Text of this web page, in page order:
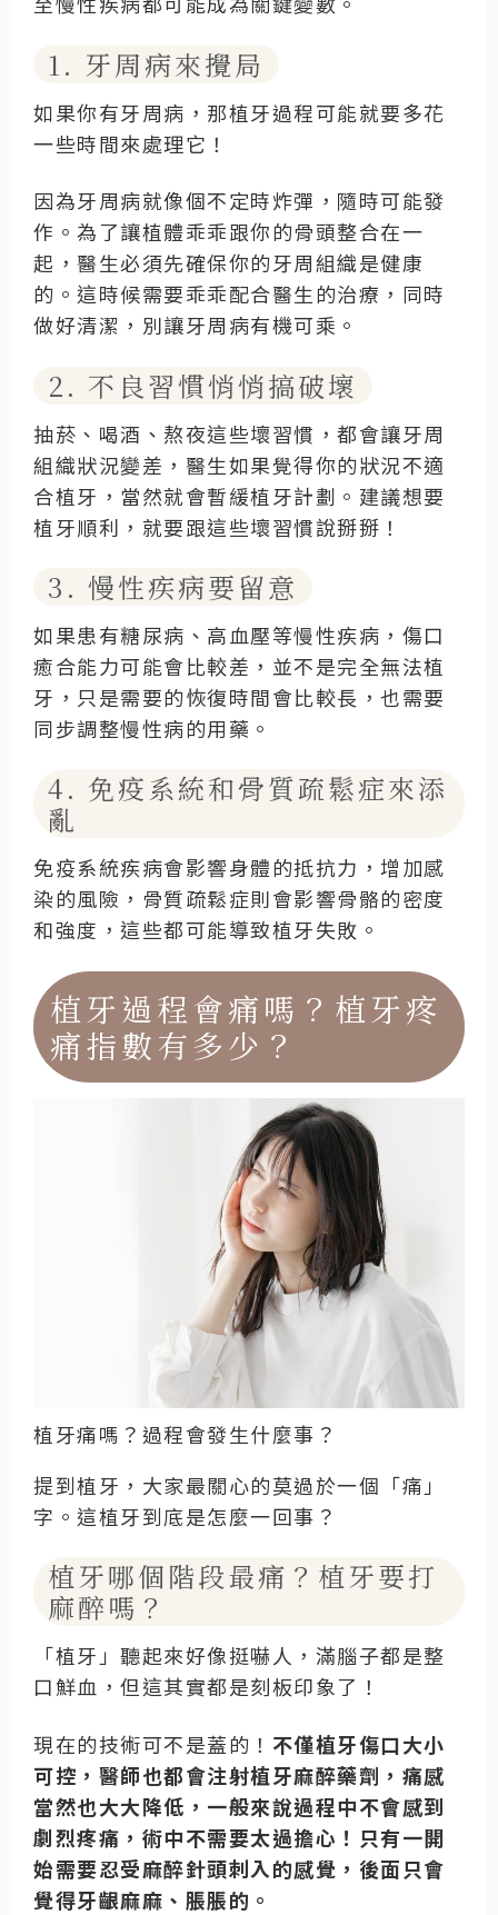
1. 牙周病來攪局
如果你有牙周病，那植牙過程可能就要多花
一些時間來處理它！
因為牙周病就像個不定時炸彈，隨時可能發
作。為了讓植體乖乖跟你的骨頭整合在一
起，醫生必須先確保你的牙周組織是健康
的。這時候需要乖乖配合醫生的治療，同時
做好清潔，別讓牙周病有機可乘。
2. 不良習慣悄悄搞破壞
抽菸、喝酒、熬夜這些壞習慣，都會讓牙周
組織狀況變差，醫生如果覺得你的狀況不適
合植牙，當然就會暫緩植牙計劃。建議想要
植牙順利，就要跟這些壞習慣說掰掰！
3. 慢性疾病要留意
如果患有糖尿病、高血壓等慢性疾病，傷口
癒合能力可能會比較差，並不是完全無法植
牙，只是需要的恢復時間會比較長，也需要
同步調整慢性病的用藥。
4. 免疫系統和骨質疏鬆症來添
亂
免疫系統疾病會影響身體的抵抗力，增加感
染的風險，骨質疏鬆症則會影響骨骼的密度
和強度，這些都可能導致植牙失敗。
植牙過程會痛嗎？植牙疼
痛指數有多少？
植牙痛嗎？過程會發生什麼事？
提到植牙，大家最關心的莫過於一個「痛」
字。這植牙到底是怎麼一回事？
植牙哪個階段最痛？植牙要打
麻醉嗎？
「植牙」聽起來好像挺嚇人，滿腦子都是整
口鮮血，但這其實都是刻板印象了！
現在的技術可不是蓋的！ 不僅植牙傷口大小
可控，醫師也都會注射植牙麻醉藥劑，痛感
當然也大大降低，一般來說過程中不會感到
劇烈疼痛，術中不需要太過擔心！只有一開
始需要忍受麻醉針頭刺入的感覺，後面只會
覺得牙齦麻麻、脹脹的。